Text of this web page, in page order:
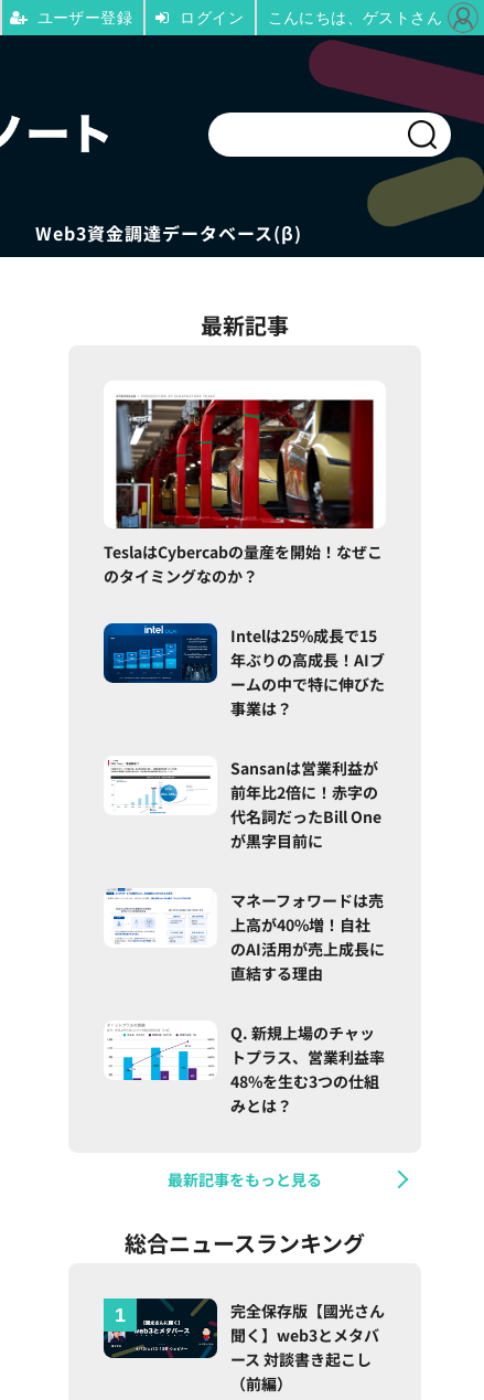
Web3資金調達データベース(β)
最新記事
TeslaはCybercabの量産を開始！なぜこ
のタイミングなのか？
Intelは25%成長で15
年ぶりの高成長！AIブ
ームの中で特に伸びた
事業は？
Sansanは営業利益が
前年比2倍に！赤字の
代名詞だったBill One
が黒字目前に
マネーフォワードは売
上高が40%増！自社
のAI活用が売上成長に
直結する理由
Q. 新規上場のチャッ
トプラス、営業利益率
48%を生む3つの仕組
みとは？
最新記事をもっと見る
総合ニュースランキング
完全保存版【國光さん
聞く】web3とメタバ
ース 対談書き起こし
（前編）
ユーザー登録 ログイン こんにちは、ゲストさん